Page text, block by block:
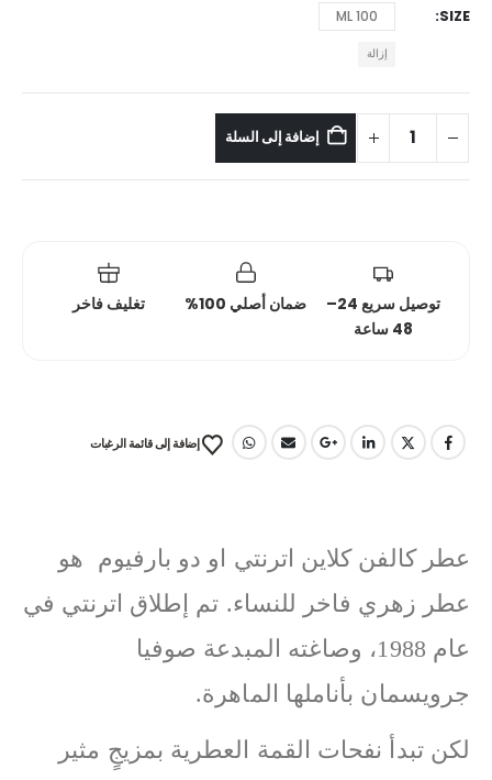
SIZE
100 ML
إزالة
إضافة إلى السلة
توصيل سريع 24–
48 ساعة
ضمان أصلي 100% تغليف فاخر
إضافة إلى قائمة الرغبات
عطر كالفن كلاين اترنتي او دو بارفيوم هو
عطر زهري فاخر للنساء. تم إطلاق اترنتي في
عام 1988، وصاغته المبدعة صوفيا
جرويسمان بأناملها الماهرة.
لكن تبدأ نفحات القمة العطرية بمزيجٍ مثير